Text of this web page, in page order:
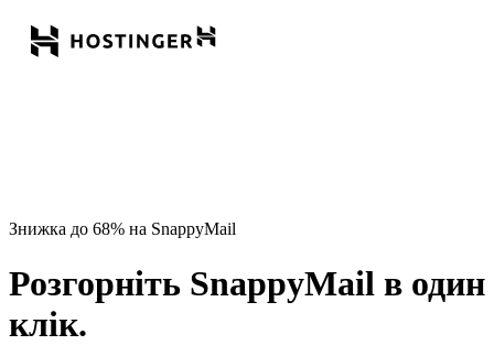
Знижка до 68% на SnappyMail
Розгорніть SnappyMail в один
клік.